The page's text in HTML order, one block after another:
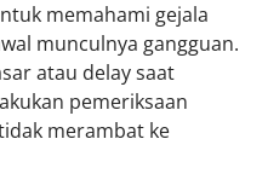
memahami gejala
munculnya gangguan.
atau delay saat
pemeriksaan
merambat ke